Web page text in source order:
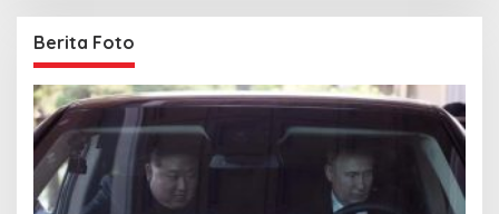
Berita Foto